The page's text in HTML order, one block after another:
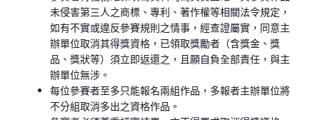
未侵害第三人之商標、專利、著作權等相關法令規定，
如有不實或違反參賽規則之情事，經查證屬實，同意主
辦單位取消其得獎資格，已領取獎勵者（含獎金、獎
品、獎狀等）須立即返還之，且願自負全部責任，與主
辦單位無涉。
每位參賽者至多只能報名兩組作品，多報者主辦單位將
不分組取消多出之資格作品。